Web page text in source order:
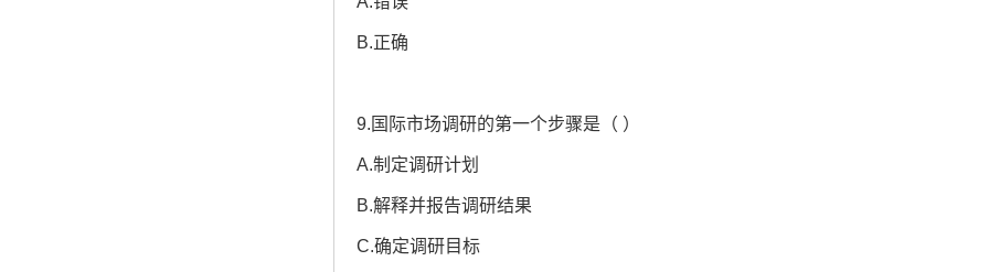
B.正确
9.国际市场调研的第一个步骤是（ ）
A.制定调研计划
B.解释并报告调研结果
C.确定调研目标